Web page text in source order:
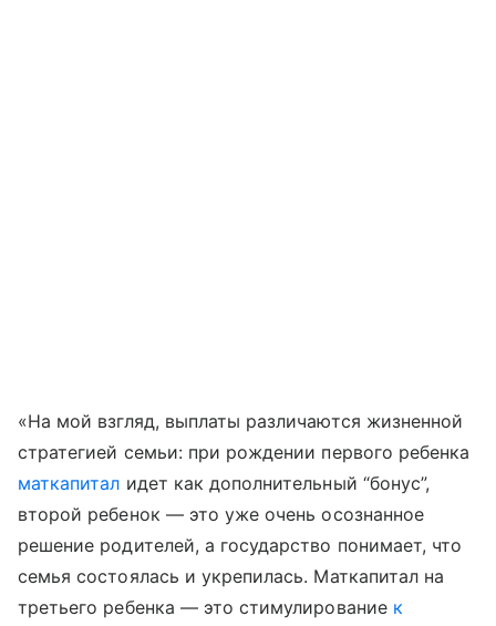
«На мой взгляд, выплаты различаются жизненной
стратегией семьи: при рождении первого ребенка
маткапитал идет как дополнительный “бонус”,
второй ребенок — это уже очень осознанное
решение родителей, а государство понимает, что
семья состоялась и укрепилась. Маткапитал на
третьего ребенка — это стимулирование к